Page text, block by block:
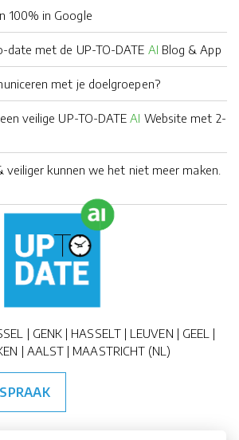
100% in Google
date met de UP-TO-DATE AI Blog & App
met je doelgroepen?
veilige UP-TO-DATEAI Website met 2-
veiliger kunnen we het niet meer maken.
| GENK | HASSELT | LEUVEN | GEEL |
| AALST | MAASTRICHT (NL)